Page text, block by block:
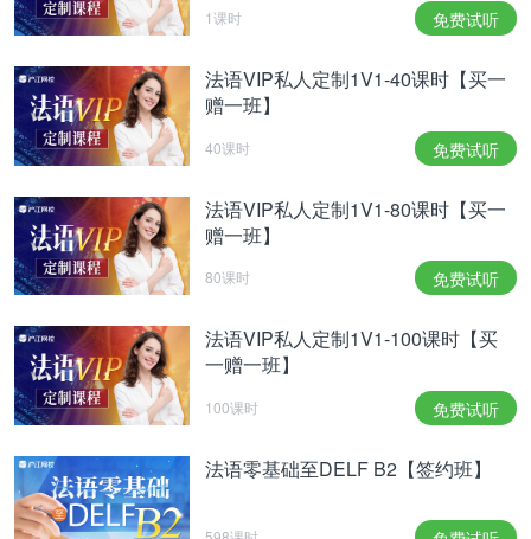
1课时 免费试听
法语VIP私人定制1V1-40课时【买一
赠一班】
40课时 免费试听
法语VIP私人定制1V1-80课时【买一
赠一班】
80课时 免费试听
法语VIP私人定制1V1-100课时【买
一赠一班】
100课时 免费试听
法语零基础至DELF B2【签约班】